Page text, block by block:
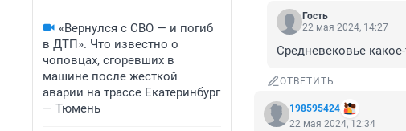
«Вернулся с СВО — и погиб
в ДТП». Что известно о
чоповцах, сгоревших в
машине после жесткой
аварии на трассе Екатеринбург
— Тюмень
Гость
22 мая 2024, 14:27
Средневековье
ОТВЕТИТЬ
198595424
22 мая 2024, 12:34